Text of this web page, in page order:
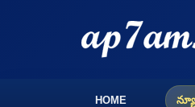
HOME